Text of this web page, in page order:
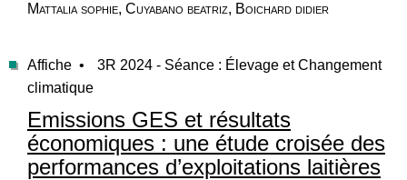
Mattalia sophie, Cuyabano beatriz, Boichard didier
Affiche •
3R 2024 - Séance : Élevage et Changement
climatique
Emissions GES et résultats
économiques : une étude croisée des
performances d’exploitations laitières